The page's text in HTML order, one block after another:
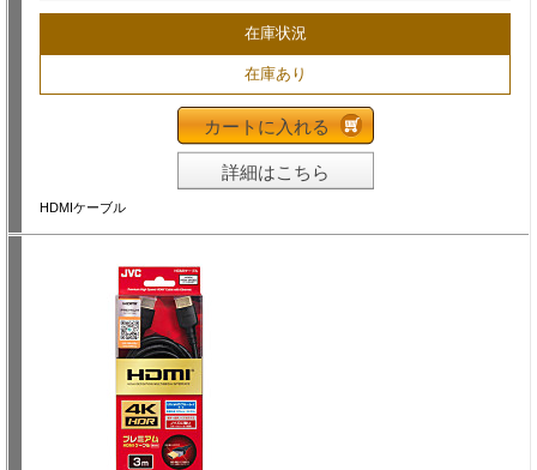
在庫状況
在庫あり
カートに入れる
詳細はこちら
HDMIケーブル